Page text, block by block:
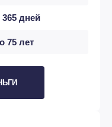
365 дней
75 лет